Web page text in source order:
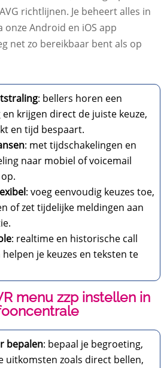
richtlijnen. Je beheert alles in
Android en iOS app
net zo bereikbaar bent als op
: bellers horen een
krijgen direct de juiste keuze,
en tijd bespaart.
: met tijdschakelingen en
naar mobiel of voicemail
: voeg eenvoudig keuzes toe,
of zet tijdelijke meldingen aan
: realtime en historische call
je keuzes en teksten te
menu zzp instellen in
bepalen: bepaal je begroeting,
uitkomsten zoals direct bellen,